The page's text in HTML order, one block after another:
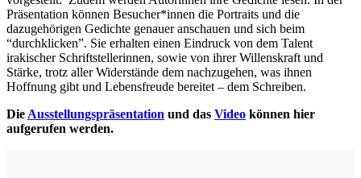
Präsentation können Besucher*innen die Portraits und die
dazugehörigen Gedichte genauer anschauen und sich beim
“durchklicken”. Sie erhalten einen Eindruck von dem Talent
irakischer Schriftstellerinnen, sowie von ihrer Willenskraft und
Stärke, trotz aller Widerstände dem nachzugehen, was ihnen
Hoffnung gibt und Lebensfreude bereitet – dem Schreiben.
Die Ausstellungspräsentation und das Video können hier
aufgerufen werden.